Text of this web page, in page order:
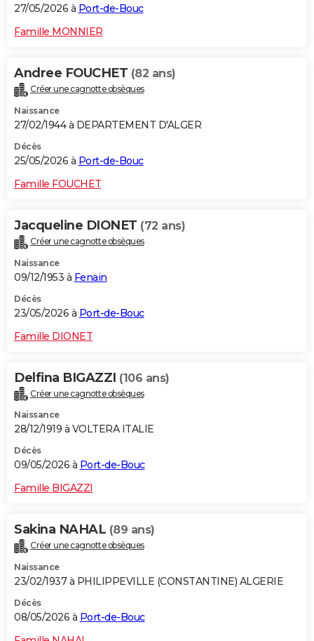
27/05/2026 à Port-de-Bouc
Famille MONNIER
Andree FOUCHET (82 ans)
Créer une cagnotte obsèques
Naissance
27/02/1944 à DEPARTEMENT D'ALGER
Décès
25/05/2026 à Port-de-Bouc
Famille FOUCHET
Jacqueline DIONET (72 ans)
Créer une cagnotte obsèques
Naissance
09/12/1953 à Fenain
Décès
23/05/2026 à Port-de-Bouc
Famille DIONET
Delfina BIGAZZI (106 ans)
Créer une cagnotte obsèques
Naissance
28/12/1919 à VOLTERA ITALIE
Décès
09/05/2026 à Port-de-Bouc
Famille BIGAZZI
Sakina NAHAL (89 ans)
Créer une cagnotte obsèques
Naissance
23/02/1937 à PHILIPPEVILLE (CONSTANTINE) ALGERIE
Décès
08/05/2026 à Port-de-Bouc